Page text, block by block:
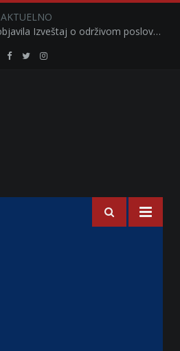
AKTUELNO
Kompanija Delez Srbija objavila Izveštaj o održivom poslovanju za 2025. godinu Briga o zajednici kroz program „Hrana za sve“ i edukaciju učenika
RetailRetailRetail